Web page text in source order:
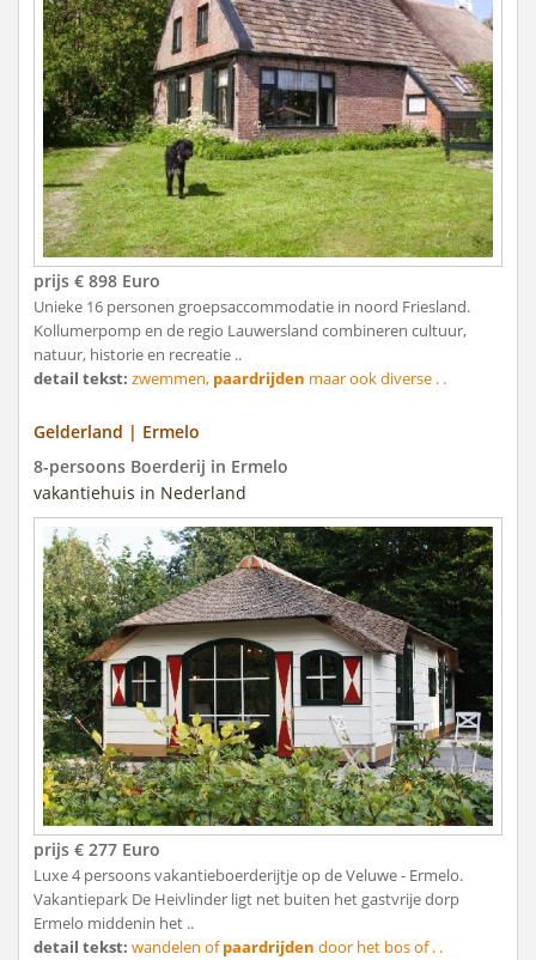
prijs € 898 Euro
Unieke 16 personen groepsaccommodatie in noord Friesland.
Kollumerpomp en de regio Lauwersland combineren cultuur,
natuur, historie en recreatie ..
detail tekst: zwemmen, paardrijden maar ook diverse . .
Gelderland | Ermelo
8-persoons Boerderij in Ermelo
vakantiehuis in Nederland
prijs € 277 Euro
Luxe 4 persoons vakantieboerderijtje op de Veluwe - Ermelo.
Vakantiepark De Heivlinder ligt net buiten het gastvrije dorp
Ermelo middenin het ..
detail tekst: wandelen ofpaardrijden door het bos of . .